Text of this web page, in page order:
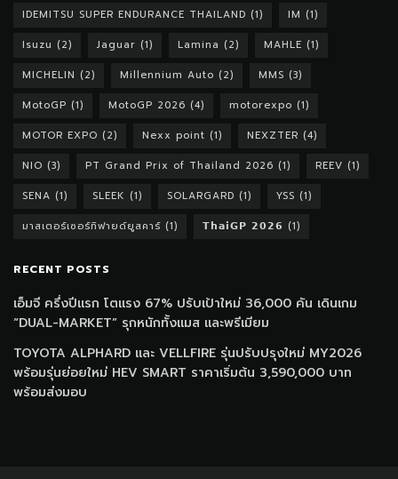
IDEMITSU SUPER ENDURANCE THAILAND (1) IM (1)
Isuzu (2) Jaguar (1) Lamina (2) MAHLE (1)
MICHELIN (2) Millennium Auto (2) MMS (3)
MotoGP (1) MotoGP 2026 (4) motorexpo (1)
MOTOR EXPO (2) Nexx point (1) NEXZTER (4)
NIO (3) PT Grand Prix of Thailand 2026 (1) REEV (1)
SENA (1) SLEEK (1) SOLARGARD (1) YSS (1)
มาสเตอร์เซอร์ทิฟายด์ยูสคาร์ (1) 𝗧𝗵𝗮𝗶𝗚𝗣 𝟮𝟬𝟮𝟲 (1)
RECENT POSTS
เอ็มจี ครึ่งปีแรก โตแรง 67% ปรับเป้าใหม่ 36,000 คัน เดินเกม
“DUAL-MARKET” รุกหนักทั้งแมส และพรีเมียม
TOYOTA ALPHARD และ VELLFIRE รุ่นปรับปรุงใหม่ MY2026
พร้อมรุ่นย่อยใหม่ HEV SMART ราคาเริ่มต้น 3,590,000 บาท
พร้อมส่งมอบ